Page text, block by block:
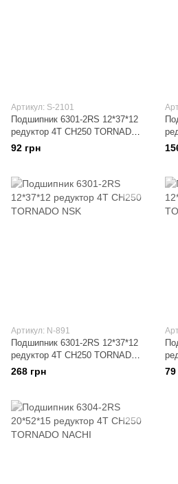
Артикул: S-2101
Подшипник 6301-2RS 12*37*12
редуктор 4T CH250 TORNADO
HRB
92 грн
Артикул: N-891
Подшипник 6301-2RS 12*37*12
редуктор 4T CH250 TORNADO
NSK
268 грн 79